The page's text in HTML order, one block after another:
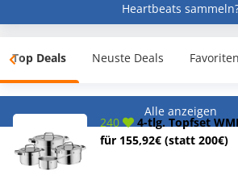
Heartbeats
Top Deals Neuste Deals Favoriten
Alle anzeigen
240
4-tlg. Topfset
für 155,92€ (statt 200€)